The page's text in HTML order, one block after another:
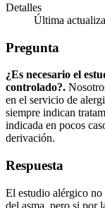
Detalles
Última
Pregunta
¿Es necesario el
controlado?.
en el servicio de
siempre indican
indicada en pocos
derivación.
Respuesta
El estudio alérgico no
del asma, pero si por